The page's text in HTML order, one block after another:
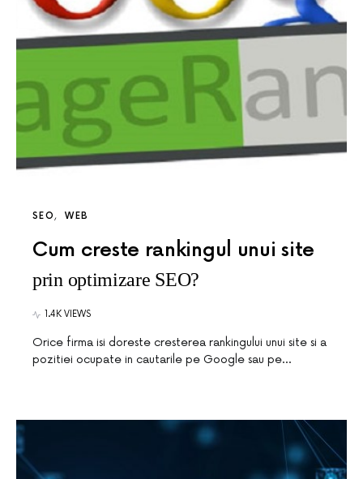
SEO WEB
Cum creste rankingul unui site
prin optimizare SEO?
1.4K VIEWS
Orice firma isi doreste cresterea rankingului unui site si a
pozitiei ocupate in cautarile pe Google sau pe…